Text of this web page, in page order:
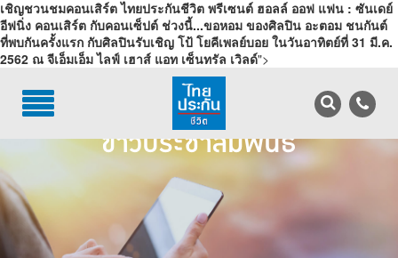
เชิญชวนชมคอนเสิร์ต ไทยประกันชีวิต พรีเซนต์ ฮอลล์ ออฟ แฟน : ซันเดย์
อีฟนิ่ง คอนเสิร์ต กับคอนเซ็ปต์ ช่วงนี้...ขอหอม ของศิลปิน อะตอม ชนกันต์
ที่พบกันครั้งแรก กับศิลปินรับเชิญ โป้ โยคีเพลย์บอย ในวันอาทิตย์ที่ 31 มี.ค.
2562 ณ จีเอ็มเอ็ม ไลฟ์ เฮาส์ แอท เซ็นทรัล เวิลด์">
บริการลูกค้า
บริการตัวแทน
รู้จักไทยประกันชีวิต
นักลงทุนสัมพันธ์
ข่าวประชาสัมพันธ์